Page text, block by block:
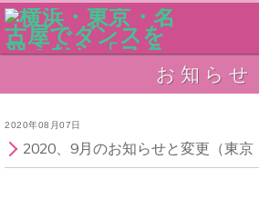
お知らせ
2020年08月07日
2020、9月のお知らせと変更（東京